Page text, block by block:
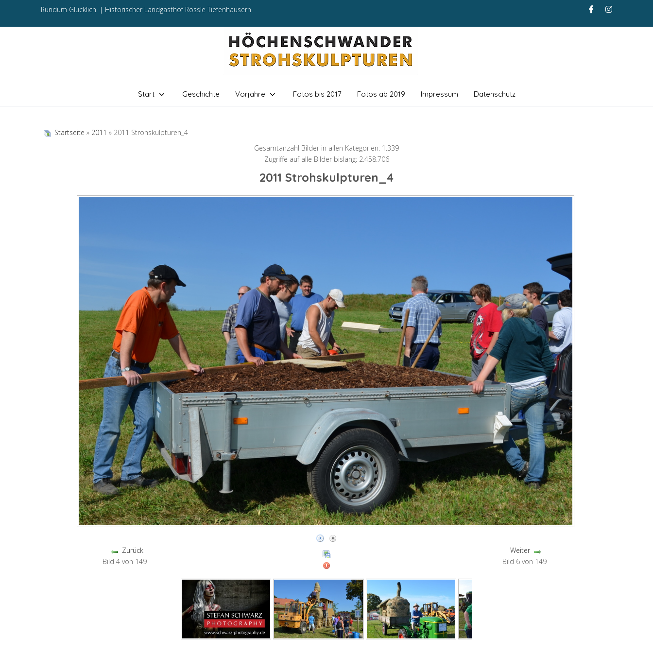
Rundum Glücklich. | Historischer Landgasthof Rössle Tiefenhäusern
Start Geschichte Vorjahre Fotos bis 2017 Fotos ab 2019 Impressum Datenschutz
Startseite » 2011 » 2011 Strohskulpturen_4
Gesamtanzahl Bilder in allen Kategorien: 1.339
Zugriffe auf alle Bilder bislang: 2.458.706
2011 Strohskulpturen_4
Zurück
Bild 4 von 149
Weiter
Bild 6 von 149